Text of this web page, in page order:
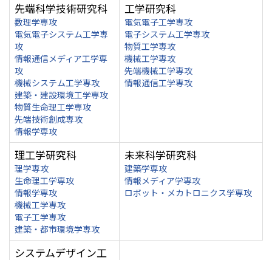
先端科学技術研究科
数理学専攻
電気電子システム工学専
攻
情報通信メディア工学専
攻
機械システム工学専攻
建築・建設環境工学専攻
物質生命理工学専攻
先端技術創成専攻
情報学専攻
工学研究科
電気電子工学専攻
電子システム工学専攻
物質工学専攻
機械工学専攻
先端機械工学専攻
情報通信工学専攻
理工学研究科
理学専攻
生命理工学専攻
情報学専攻
機械工学専攻
電子工学専攻
建築・都市環境学専攻
未来科学研究科
建築学専攻
情報メディア学専攻
ロボット・メカトロニクス学専攻
システムデザイン工